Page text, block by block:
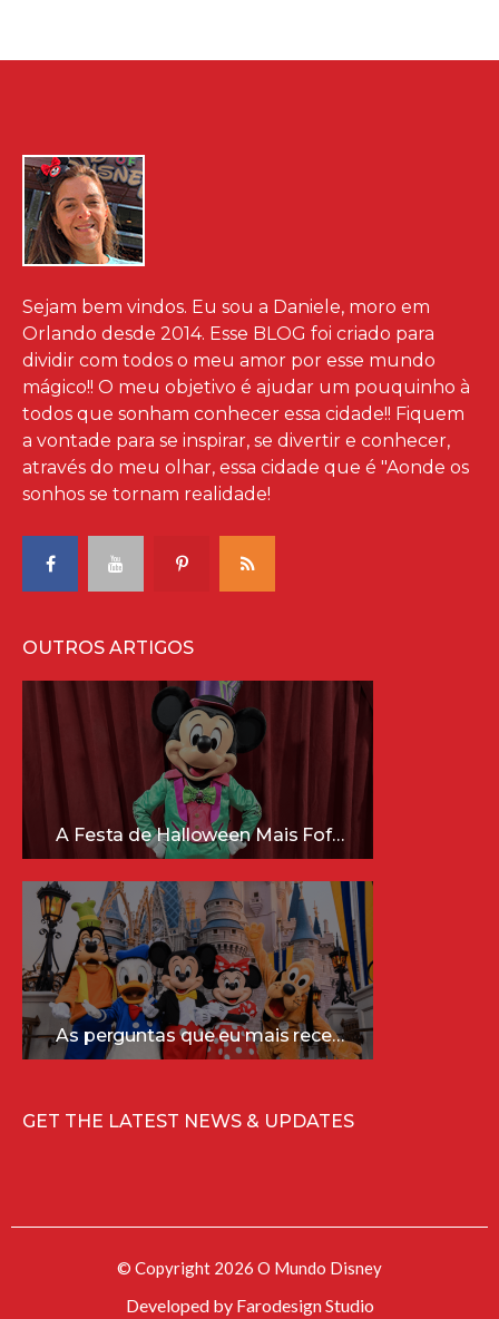
Sejam bem vindos. Eu sou a Daniele, moro em
Orlando desde 2014. Esse BLOG foi criado para
dividir com todos o meu amor por esse mundo
mágico!! O meu objetivo é ajudar um pouquinho à
todos que sonham conhecer essa cidade!! Fiquem
a vontade para se inspirar, se divertir e conhecer,
através do meu olhar, essa cidade que é "Aonde os
sonhos se tornam realidade!
OUTROS ARTIGOS
A Festa de Halloween Mais Fofa da Disney Está Chegando!
As perguntas que eu mais recebo sobre a Disney (e as respostas mais sinceras!)
GET THE LATEST NEWS & UPDATES
© Copyright 2026 O Mundo Disney
Developed by Farodesign Studio